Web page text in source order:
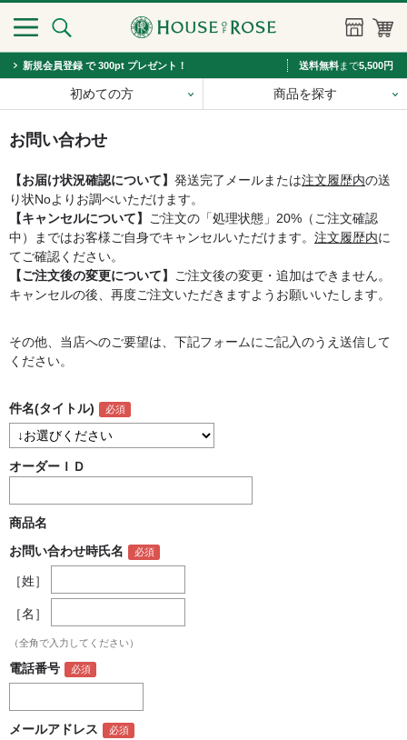
新規会員登録 で 300pt プレゼント！ 送料無料まで5,500円
初めての方 商品を探す
お問い合わせ
【お届け状況確認について】 発送完了メールまたは注文履歴内の送
り状Noよりお調べいただけます。
【キャンセルについて】 ご注文の「処理状態」20%（ご注文確認
中）まではお客様ご自身でキャンセルいただけます。 注文履歴内に
てご確認ください。
【ご注文後の変更について】 ご注文後の変更・追加はできません。
キャンセルの後、再度ご注文いただきますようお願いいたします。
その他、当店へのご要望は、下記フォームにご記入のうえ送信して
ください。
件名(タイトル)
オーダーＩＤ
商品名
お問い合わせ時氏名
［姓］
［名］
（全角で入力してください）
電話番号
メールアドレス